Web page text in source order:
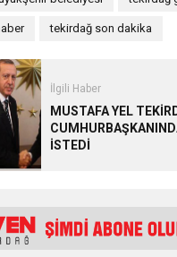
tekirdağ son dakika
İlgili Haber
MUSTAFA YEL
İSTEDİ